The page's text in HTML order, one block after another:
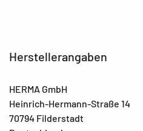
Herstellerangaben
HERMA GmbH
Heinrich-Hermann-Straße 14
70794 Filderstadt